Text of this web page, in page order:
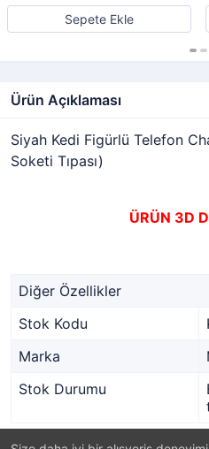
Sepete Ekle
Ürün Açıklaması
Siyah Kedi Figürlü Telefon
Soketi Tıpası)
ÜRÜN 3D
Diğer Özellikler
Stok Kodu
Marka
Stok Durumu